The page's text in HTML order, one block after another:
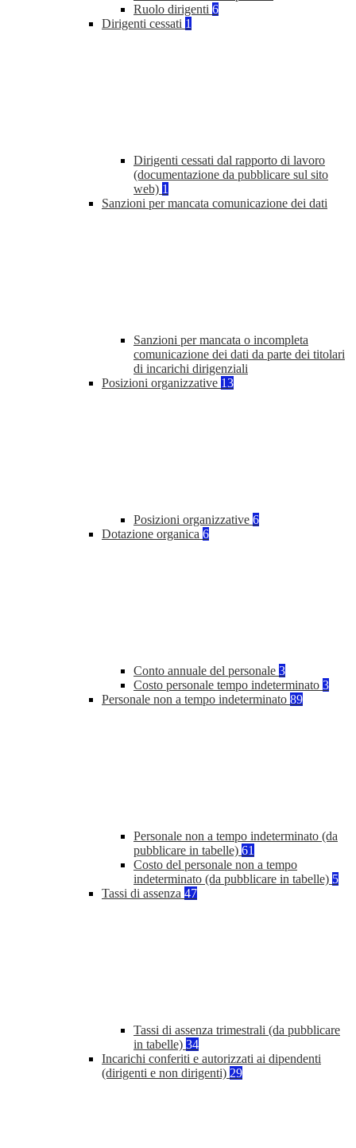
Ruolo dirigenti 6
Dirigenti cessati 1
Dirigenti cessati dal rapporto di lavoro
(documentazione da pubblicare sul sito
web) 1
Sanzioni per mancata comunicazione dei dati
Sanzioni per mancata o incompleta
comunicazione dei dati da parte dei titolari
di incarichi dirigenziali
Posizioni organizzative 13
Posizioni organizzative 6
Dotazione organica 6
Conto annuale del personale 3
Costo personale tempo indeterminato 3
Personale non a tempo indeterminato 89
Personale non a tempo indeterminato (da
pubblicare in tabelle) 61
Costo del personale non a tempo
indeterminato (da pubblicare in tabelle) 5
Tassi di assenza 47
Tassi di assenza trimestrali (da pubblicare
in tabelle) 34
Incarichi conferiti e autorizzati ai dipendenti
(dirigenti e non dirigenti) 29